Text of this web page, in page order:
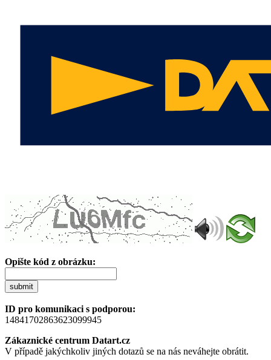
Opište kód z obrázku:
submit
ID pro komunikaci s podporou:
14841702863623099945
Zákaznické centrum Datart.cz
V případě jakýchkoliv jiných dotazů se na nás neváhejte obrátit.